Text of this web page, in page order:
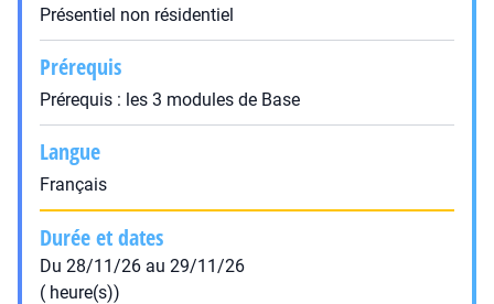
Présentiel non résidentiel
Prérequis
Prérequis : les 3 modules de Base
Langue
Français
Durée et dates
Du 28/11/26 au 29/11/26
( heure(s))